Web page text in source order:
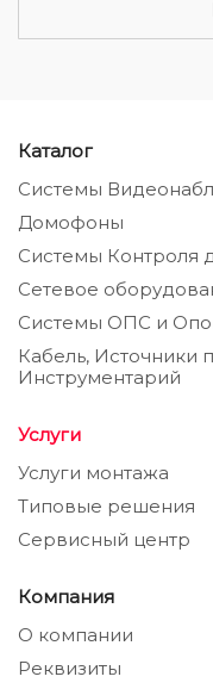
Каталог
Системы
Домофоны
Системы Контроля
Сетевое
Системы ОПС и
Кабель, Источники
Инструментарий
Услуги
Услуги монтажа
Типовые решения
Сервисный центр
Компания
О компании
Реквизиты